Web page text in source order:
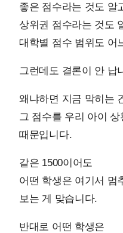
좋은 점수라는 것도 알
상위권 점수라는 것도
대학별 점수 범위도 어
그런데도 결론이 안 납
왜냐하면 지금 막히는
그 점수를 우리 아이
때문입니다.
같은 1500이어도
어떤 학생은 여기서 멈
보는 게 맞습니다.
반대로 어떤 학생은